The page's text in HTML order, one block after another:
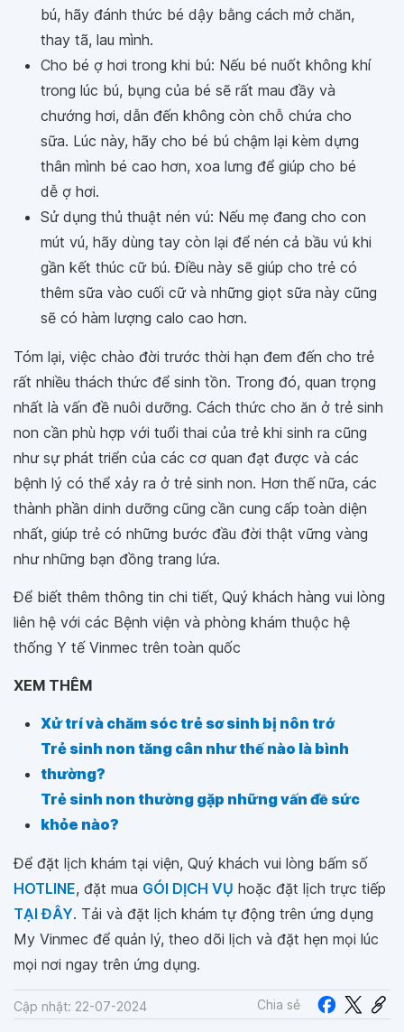
bú, hãy đánh thức bé dậy bằng cách mở chăn,
thay tã, lau mình.
Cho bé ợ hơi trong khi bú: Nếu bé nuốt không khí
trong lúc bú, bụng của bé sẽ rất mau đầy và
chướng hơi, dẫn đến không còn chỗ chứa cho
sữa. Lúc này, hãy cho bé bú chậm lại kèm dựng
thân mình bé cao hơn, xoa lưng để giúp cho bé
dễ ợ hơi.
Sử dụng thủ thuật nén vú: Nếu mẹ đang cho con
mút vú, hãy dùng tay còn lại để nén cả bầu vú khi
gần kết thúc cữ bú. Điều này sẽ giúp cho trẻ có
thêm sữa vào cuối cữ và những giọt sữa này cũng
sẽ có hàm lượng calo cao hơn.
Tóm lại, việc chào đời trước thời hạn đem đến cho trẻ
rất nhiều thách thức để sinh tồn. Trong đó, quan trọng
nhất là vấn đề nuôi dưỡng. Cách thức cho ăn ở trẻ sinh
non cần phù hợp với tuổi thai của trẻ khi sinh ra cũng
như sự phát triển của các cơ quan đạt được và các
bệnh lý có thể xảy ra ở trẻ sinh non. Hơn thế nữa, các
thành phần dinh dưỡng cũng cần cung cấp toàn diện
nhất, giúp trẻ có những bước đầu đời thật vững vàng
như những bạn đồng trang lứa.
Để biết thêm thông tin chi tiết, Quý khách hàng vui lòng
liên hệ với các Bệnh viện và phòng khám thuộc hệ
thống Y tế Vinmec trên toàn quốc
XEM THÊM
Xử trí và chăm sóc trẻ sơ sinh bị nôn trớ
Trẻ sinh non tăng cân như thế nào là bình
thường?
Trẻ sinh non thường gặp những vấn đề sức
khỏe nào?
Để đặt lịch khám tại viện, Quý khách vui lòng bấm số
HOTLINE, đặt mua GÓI DỊCH VỤ hoặc đặt lịch trực tiếp
TẠI ĐÂY. Tải và đặt lịch khám tự động trên ứng dụng
My Vinmec để quản lý, theo dõi lịch và đặt hẹn mọi lúc
mọi nơi ngay trên ứng dụng.
Cập nhật: 22-07-2024 Chia sẻ